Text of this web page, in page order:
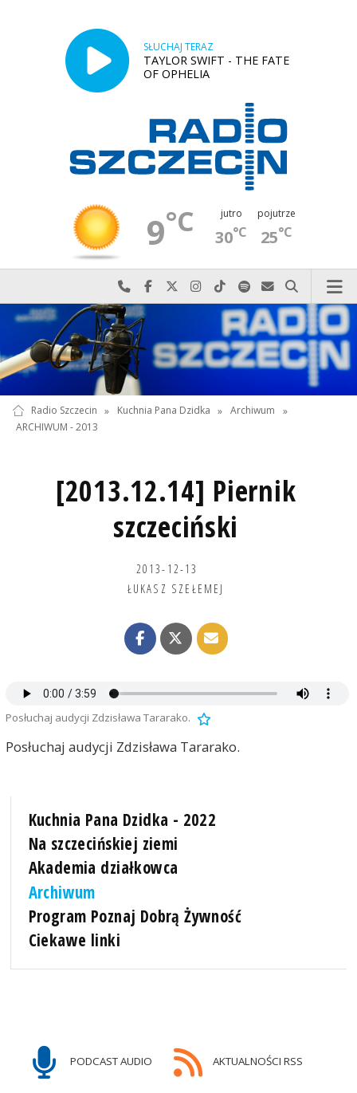
SŁUCHAJ TERAZ
TAYLOR SWIFT - THE FATE
OF OPHELIA
9°C jutro
30°C
pojutrze
25°C
Najlepiej po prostu do nas zadzwoń
Odwiedź nas na Facebook-u
Odwiedź nas na X
Odwiedź nas na Instagram-ie
Odwiedź nas na TikTok-u
Szukaj nas na Spotify
Wyślij do nas
Szukaj
Radio Szczecin » Kuchnia Pana Dzidka » Archiwum
»
ARCHIWUM - 2013
[2013.12.14] Piernik
szczeciński
2013-12-13
ŁUKASZ SZEŁEMEJ
Posłuchaj audycji Zdzisława Tararako.
Posłuchaj audycji Zdzisława Tararako.
Kuchnia Pana Dzidka - 2022
Na szczecińskiej ziemi
Akademia działkowca
Archiwum
Program Poznaj Dobrą Żywność
Ciekawe linki
PODCAST AUDIO AKTUALNOŚCI RSS